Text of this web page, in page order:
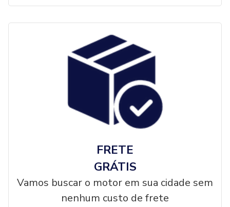
FRETE
GRÁTIS
Vamos buscar o motor em sua cidade sem
nenhum custo de frete